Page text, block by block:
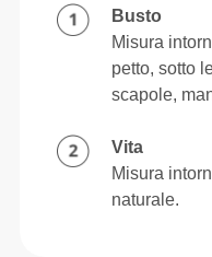
Busto
Misura
petto, sotto
scapole,
Vita
Misura
naturale.